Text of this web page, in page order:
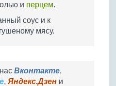
и перцем.
соус и к
мясу.
Вконтакте,
, Яндекс.Дзен и